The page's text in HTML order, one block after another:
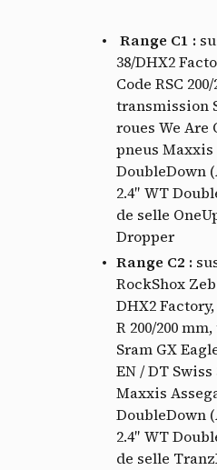
Range C1 :
38/DHX2
Code RSC
transmission
roues We Are
pneus Maxxis
DoubleDown
2.4″ WT
de selle
Dropper
Range C2 :
RockShox
DHX2
R 200/200
Sram GX
EN / DT Swiss
Maxxis
DoubleDown
2.4″ WT
de selle